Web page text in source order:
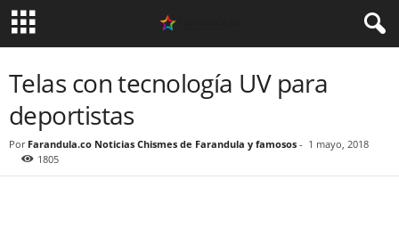
Telas con tecnología UV para
deportistas
Por Farandula.co Noticias Chismes de Farandula y famosos - 1 mayo, 2018
1805